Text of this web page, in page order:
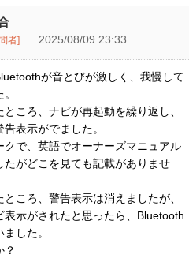
者] 2025/08/09 23:33
が音とびが激しく、我慢して
ころ、ナビが再起動を繰り返し、
表示がでました。
で、英語でオーナーズマニュアル
たがどこを見ても記載がありませ
ころ、警告表示は消えましたが、
表示がされたと思ったら、Bluetooth
した。
？